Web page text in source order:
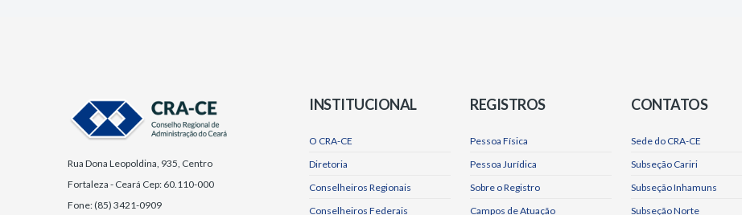
Rua Dona Leopoldina, 935, Centro
Fortaleza - Ceará Cep: 60.110-000
Fone: (85) 3421-0909
INSTITUCIONAL
O CRA-CE
Diretoria
Conselheiros Regionais
Conselheiros Federais
REGISTROS
Pessoa Física
Pessoa Jurídica
Sobre o Registro
Campos de Atuação
CONTATOS
Sede do CRA-CE
Subseção Cariri
Subseção Inhamuns
Subseção Norte